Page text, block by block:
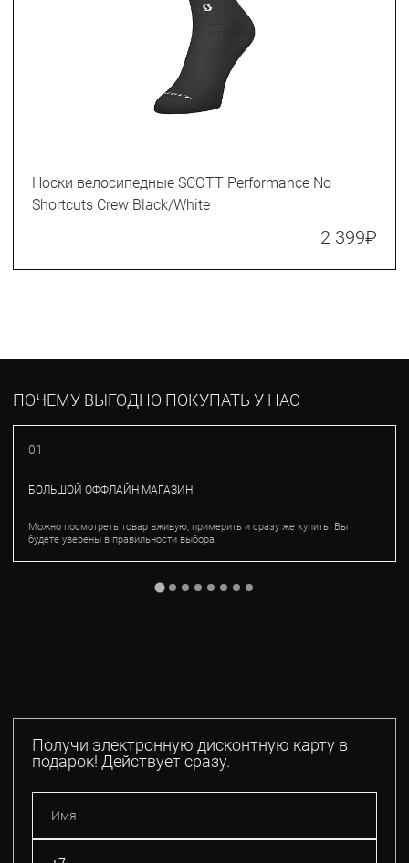
Носки велосипедные SCOTT Performance No
Shortcuts Crew Black/White
2 399₽
ПОЧЕМУ ВЫГОДНО ПОКУПАТЬ У НАС
01
БОЛЬШОЙ ОФФЛАЙН МАГАЗИН
Можно посмотреть товар вживую, примерить и сразу же купить. Вы
будете уверены в правильности выбора
Получи электронную дисконтную карту в
подарок! Действует сразу.